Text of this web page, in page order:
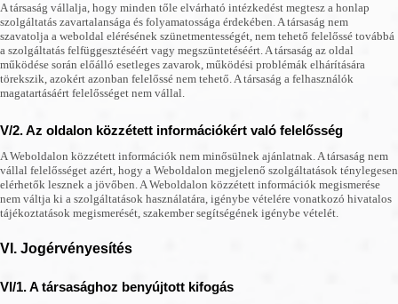
A társaság vállalja, hogy minden tőle elvárható intézkedést megtesz a honlap
szolgáltatás zavartalansága és folyamatossága érdekében. A társaság nem
szavatolja a weboldal elérésének szünetmentességét, nem tehető felelőssé továbbá
a szolgáltatás felfüggesztéséért vagy megszüntetéséért. A társaság az oldal
működése során előálló esetleges zavarok, működési problémák elhárítására
törekszik, azokért azonban felelőssé nem tehető. A társaság a felhasználók
magatartásáért felelősséget nem vállal.
V/2. Az oldalon közzétett információkért való felelősség
A Weboldalon közzétett információk nem minősülnek ajánlatnak. A társaság nem
vállal felelősséget azért, hogy a Weboldalon megjelenő szolgáltatások ténylegesen
elérhetők lesznek a jövőben. A Weboldalon közzétett információk megismerése
nem váltja ki a szolgáltatások használatára, igénybe vételére vonatkozó hivatalos
tájékoztatások megismerését, szakember segítségének igénybe vételét.
VI. Jogérvényesítés
VI/1. A társasághoz benyújtott kifogás